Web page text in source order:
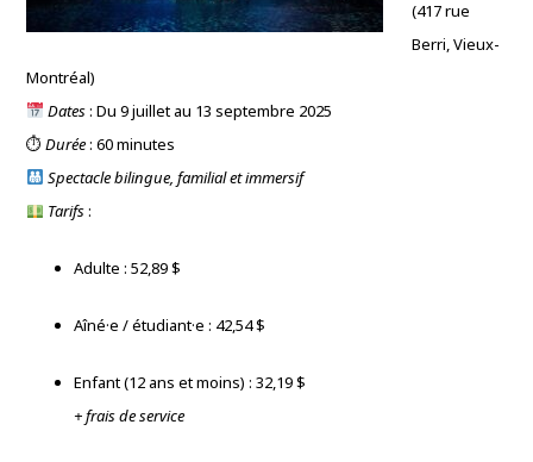
(417 rue
Berri, Vieux-
Montréal)
Dates: Du 9 juillet au 13 septembre 2025
⏱Durée: 60 minutes
Spectacle bilingue, familial et immersif
Tarifs:
Adulte : 52,89 $
Aîné·e / étudiant·e : 42,54 $
Enfant (12 ans et moins) : 32,19 $
+ frais de service